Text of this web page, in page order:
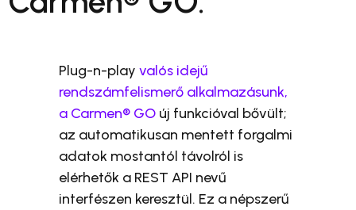
Plug-n-playvalós idejű
rendszámfelismerő alkalmazásunk,
a Carmen® GO új funkcióval bővült;
az automatikusan mentett forgalmi
adatok mostantól távolról is
elérhetők a REST API nevű
interfészen keresztül. Ez a népszerű